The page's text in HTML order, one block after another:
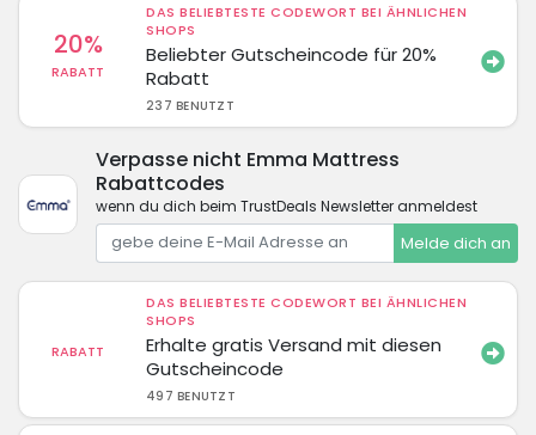
20%
RABATT
DAS BELIEBTESTE CODEWORT BEI ÄHNLICHEN
SHOPS
Beliebter Gutscheincode für 20%
Rabatt
237 BENUTZT
Verpasse nicht Emma Mattress
Rabattcodes
wenn du dich beim TrustDeals Newsletter anmeldest
Melde dich an
RABATT
DAS BELIEBTESTE CODEWORT BEI ÄHNLICHEN
SHOPS
Erhalte gratis Versand mit diesen
Gutscheincode
497 BENUTZT